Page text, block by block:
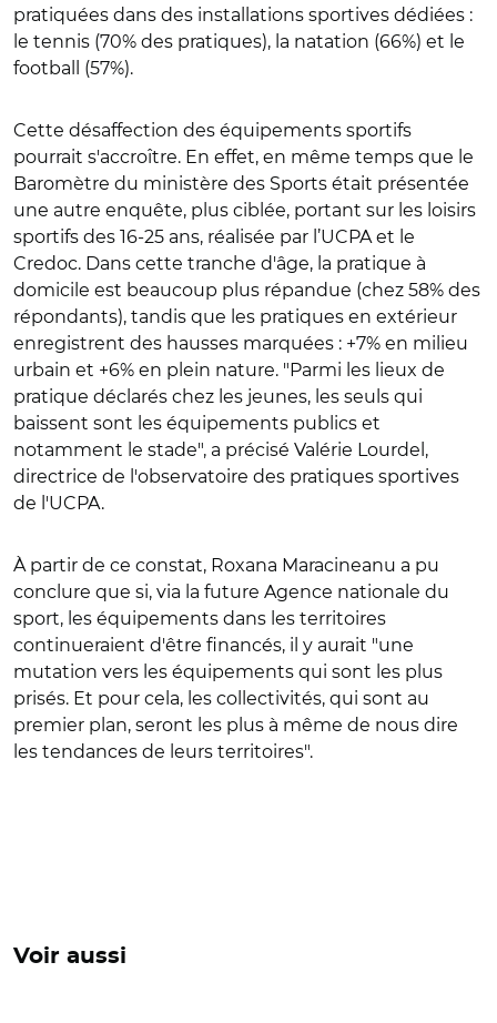
pratiquées dans des installations sportives dédiées :
le tennis (70% des pratiques), la natation (66%) et le
football (57%).
Cette désaffection des équipements sportifs
pourrait s'accroître. En effet, en même temps que le
Baromètre du ministère des Sports était présentée
une autre enquête, plus ciblée, portant sur les loisirs
sportifs des 16-25 ans, réalisée par l’UCPA et le
Credoc. Dans cette tranche d'âge, la pratique à
domicile est beaucoup plus répandue (chez 58% des
répondants), tandis que les pratiques en extérieur
enregistrent des hausses marquées : +7% en milieu
urbain et +6% en plein nature. "Parmi les lieux de
pratique déclarés chez les jeunes, les seuls qui
baissent sont les équipements publics et
notamment le stade", a précisé Valérie Lourdel,
directrice de l'observatoire des pratiques sportives
de l'UCPA.
À partir de ce constat, Roxana Maracineanu a pu
conclure que si, via la future Agence nationale du
sport, les équipements dans les territoires
continueraient d'être financés, il y aurait "une
mutation vers les équipements qui sont les plus
prisés. Et pour cela, les collectivités, qui sont au
premier plan, seront les plus à même de nous dire
les tendances de leurs territoires".
Voir aussi